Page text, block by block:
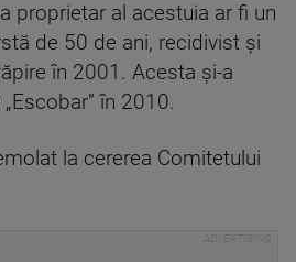
proprietar al acestuia ar fi un
de 50 de ani, recidivist și
în 2001. Acesta și-a
în 2010.
la cererea Comitetului